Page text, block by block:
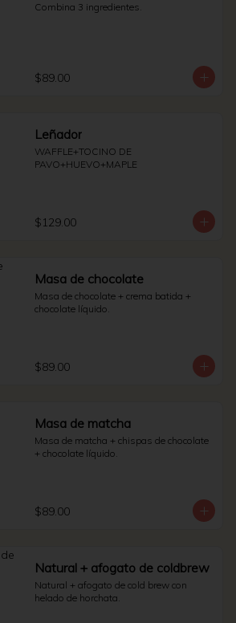
Combina 3 ingredientes.
$89.00
Leñador
WAFFLE+TOCINO DE
PAVO+HUEVO+MAPLE
$129.00
Masa de chocolate
Masa de chocolate + crema batida +
chocolate líquido.
$89.00
Masa de matcha
Masa de matcha + chispas de chocolate
+ chocolate líquido.
$89.00
Natural + afogato de coldbrew
Natural + afogato de cold brew con
helado de horchata.